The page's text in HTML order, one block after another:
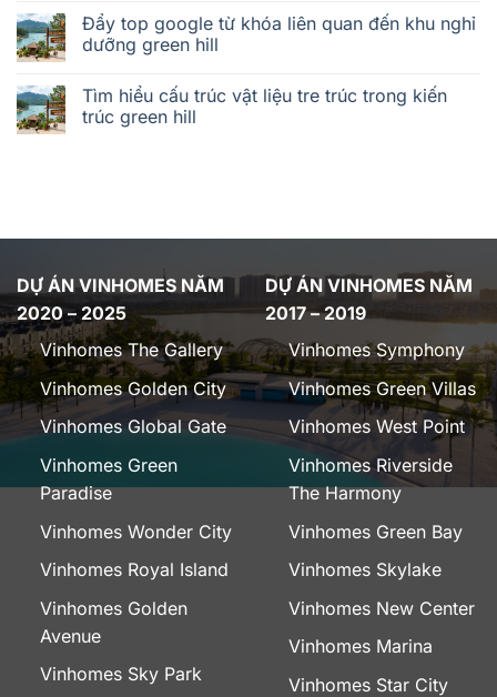
Đẩy top google từ khóa liên quan đến khu nghỉ
dưỡng green hill
Tìm hiểu cấu trúc vật liệu tre trúc trong kiến
trúc green hill
DỰ ÁN VINHOMES NĂM
2020 – 2025
Vinhomes The Gallery
Vinhomes Golden City
Vinhomes Global Gate
Vinhomes Green
Paradise
Vinhomes Wonder City
Vinhomes Royal Island
Vinhomes Golden
Avenue
Vinhomes Sky Park
DỰ ÁN VINHOMES NĂM
2017 – 2019
Vinhomes Symphony
Vinhomes Green Villas
Vinhomes West Point
Vinhomes Riverside
The Harmony
Vinhomes Green Bay
Vinhomes Skylake
Vinhomes New Center
Vinhomes Marina
Vinhomes Star City